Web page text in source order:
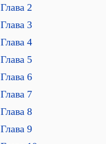
Глава 2
Глава 3
Глава 4
Глава 5
Глава 6
Глава 7
Глава 8
Глава 9